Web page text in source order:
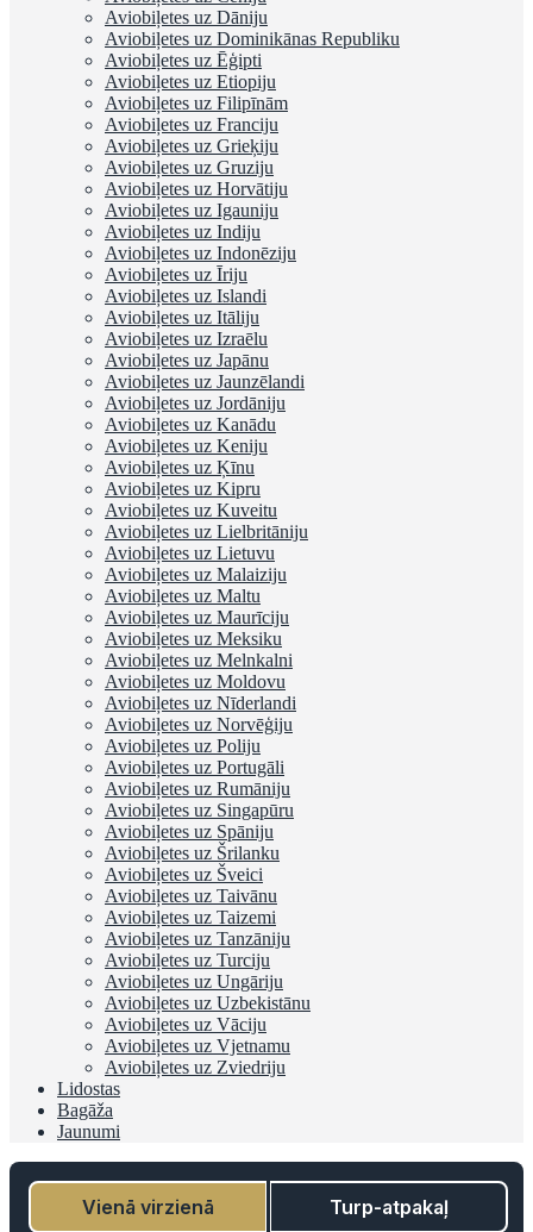
Aviobiļetes uz Dāniju
Aviobiļetes uz Dominikānas Republiku
Aviobiļetes uz Ēģipti
Aviobiļetes uz Etiopiju
Aviobiļetes uz Filipīnām
Aviobiļetes uz Franciju
Aviobiļetes uz Grieķiju
Aviobiļetes uz Gruziju
Aviobiļetes uz Horvātiju
Aviobiļetes uz Igauniju
Aviobiļetes uz Indiju
Aviobiļetes uz Indonēziju
Aviobiļetes uz Īriju
Aviobiļetes uz Islandi
Aviobiļetes uz Itāliju
Aviobiļetes uz Izraēlu
Aviobiļetes uz Japānu
Aviobiļetes uz Jaunzēlandi
Aviobiļetes uz Jordāniju
Aviobiļetes uz Kanādu
Aviobiļetes uz Keniju
Aviobiļetes uz Ķīnu
Aviobiļetes uz Kipru
Aviobiļetes uz Kuveitu
Aviobiļetes uz Lielbritāniju
Aviobiļetes uz Lietuvu
Aviobiļetes uz Malaiziju
Aviobiļetes uz Maltu
Aviobiļetes uz Maurīciju
Aviobiļetes uz Meksiku
Aviobiļetes uz Melnkalni
Aviobiļetes uz Moldovu
Aviobiļetes uz Nīderlandi
Aviobiļetes uz Norvēģiju
Aviobiļetes uz Poliju
Aviobiļetes uz Portugāli
Aviobiļetes uz Rumāniju
Aviobiļetes uz Singapūru
Aviobiļetes uz Spāniju
Aviobiļetes uz Šrilanku
Aviobiļetes uz Šveici
Aviobiļetes uz Taivānu
Aviobiļetes uz Taizemi
Aviobiļetes uz Tanzāniju
Aviobiļetes uz Turciju
Aviobiļetes uz Ungāriju
Aviobiļetes uz Uzbekistānu
Aviobiļetes uz Vāciju
Aviobiļetes uz Vjetnamu
Aviobiļetes uz Zviedriju
Lidostas
Bagāža
Jaunumi
Vienā virzienā Turp-atpakaļ